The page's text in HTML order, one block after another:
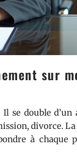
sur
se double d’un
divorce.
à chaque